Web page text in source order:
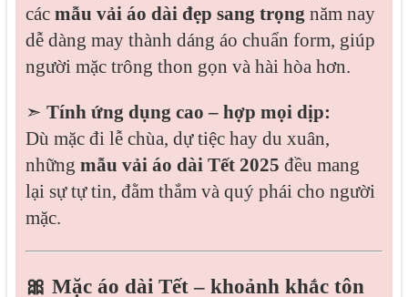
các mẫu vải áo dài đẹp sang trọng năm nay
dễ dàng may thành dáng áo chuẩn form, giúp
người mặc trông thon gọn và hài hòa hơn.
➣ Tính ứng dụng cao – hợp mọi dịp:
Dù mặc đi lễ chùa, dự tiệc hay du xuân,
những mẫu vải áo dài Tết 2025 đều mang
lại sự tự tin, đằm thắm và quý phái cho người
mặc.
🎀 Mặc áo dài Tết – khoảnh khắc tôn